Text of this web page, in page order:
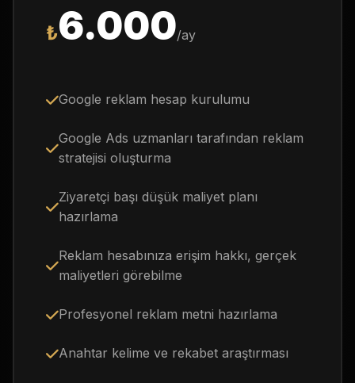
₺6.000/ay
Google reklam hesap kurulumu
Google Ads uzmanları tarafından reklam
stratejisi oluşturma
Ziyaretçi başı düşük maliyet planı
hazırlama
Reklam hesabınıza erişim hakkı, gerçek
maliyetleri görebilme
Profesyonel reklam metni hazırlama
Anahtar kelime ve rekabet araştırması